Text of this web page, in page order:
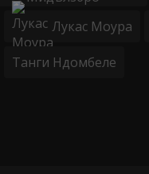
Лукас Моура
Танги Ндомбеле